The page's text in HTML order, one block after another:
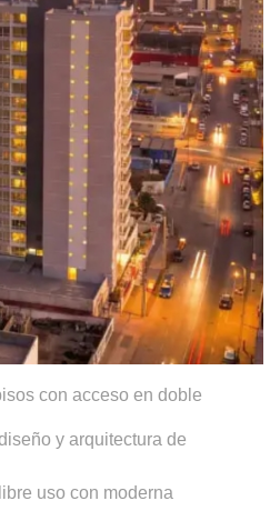
con acceso en doble
y arquitectura de
uso con moderna